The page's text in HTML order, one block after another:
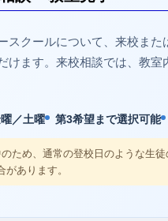
スクールについて、来校また
けます。来校相談では、教室
／土曜 第3希望まで選択可能
ため、通常の登校日のような生
があります。